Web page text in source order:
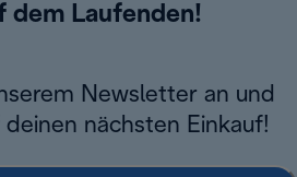
dem Laufenden!
Newsletter an und
nächsten Einkauf!